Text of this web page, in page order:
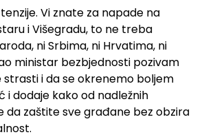
Vi znate za napade na
i Višegradu, to ne treba
ni Srbima, ni Hrvatima, ni
ministar bezbjednosti pozivam
strasti i da se okrenemo boljem
i dodaje kako od nadležnih
da zaštite sve građane bez obzira